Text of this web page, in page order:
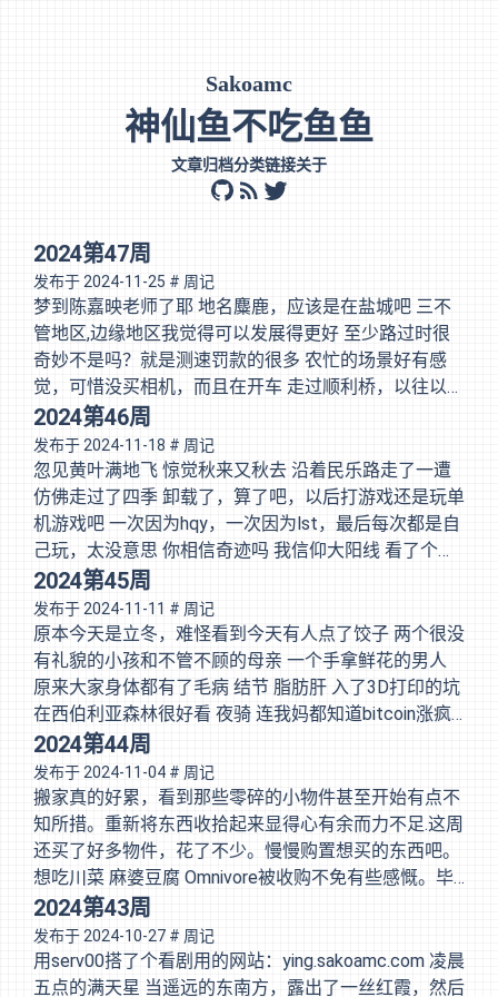
Sakoamc
神仙鱼不吃鱼鱼
文章归档分类链接关于
github
rss twitter
2024第47周
发布于 2024-11-25 # 周记
梦到陈嘉映老师了耶 地名麋鹿，应该是在盐城吧 三不
管地区,边缘地区我觉得可以发展得更好 至少路过时很
奇妙不是吗？就是测速罚款的很多 农忙的场景好有感
觉，可惜没买相机，而且在开车 走过顺利桥，以往以后
都会顺顺利利 10分钟，走过了一个区，两个县级市 xh
好拍的东西好多啊，拆了一半的楼 看了Siuka.Kwong请
我看的电影 我谈的那场恋爱 以及送俾我的话：愿你安
好，也愿我安好。 阿祖 紧急联络人 啤酒加盐（下次试
下吧） 杨铭宇黄焖鸡米饭 我都以为这次要踩雷了 到嘴
发现挺好吃诶 看到送外卖的也在吃 我就知道没选择错
怎么就轮到我相亲了??? 周四，又一年的世界哲学日 开
始肩颈训练，8分钟的视频，做了两分钟就坚持不住
了，这才发现自己身体有多差 买了两个ledger，不知道
能不能送到 想吃卤的排骨了 本是红楼梦中人 红楼一梦
我本人
2024第46周
发布于 2024-11-18 # 周记
忽见黄叶满地飞 惊觉秋来又秋去 沿着民乐路走了一遭
仿佛走过了四季 卸载了，算了吧，以后打游戏还是玩单
机游戏吧 一次因为hqy，一次因为lst，最后每次都是自
己玩，太没意思 你相信奇迹吗 我信仰大阳线 看了个影
后的剪辑，听到了梁静茹的勇气，前两句就能打动我，
好熟悉 不得不说最近好喜欢20年前左右的歌，我本
人、执迷不悟、倾城、勇气 deadline真的巨好听，花凋
镜破，啊啊啊啊，这发音绝了！ 鱼之子 画面好美 妈妈
也好好 都是好好的人呀 好治愈 蜜雪冰城不开了 兰州拉
面换老板了 看不到那个在门口做拉面 骑摩托的老板了
男人拉着女人的手 小孩走在前面 一家人好温馨 1900的
警车，还没去看海上钢琴师 最近真是写得有点匆忙
2024第45周
发布于 2024-11-11 # 周记
原本今天是立冬，难怪看到今天有人点了饺子 两个很没
有礼貌的小孩和不管不顾的母亲 一个手拿鲜花的男人
原来大家身体都有了毛病 结节 脂肪肝 入了3D打印的坑
在西伯利亚森林很好看 夜骑 连我妈都知道bitcoin涨疯
了 XAPO涨到1000u，实在支付不起，貌似也用得很
少，亏了150u 中了binance球衣欸！ OCBC关门了 健康
生活100天计划 谁还记得11.11是光棍节呢？光棍节结
婚欸 好讨厌这种 今天总归是有些不顺 不喜欢这些超出
我计划外的人出现 且是我认识且不希望出现的人物 会
让我极为不自在 dc号差点找不到 买自己喜欢的衣服 哪
怕看着都是好的 婚礼边吃席边听歌也是一种享受 梦6＋
还挺好喝
2024第44周
发布于 2024-11-04 # 周记
搬家真的好累，看到那些零碎的小物件甚至开始有点不
知所措。重新将东西收拾起来显得心有余而力不足.这周
还买了好多物件，花了不少。慢慢购置想买的东西吧。
想吃川菜 麻婆豆腐 Omnivore被收购不免有些感慨。毕
竟还用过很长一段时间，虽然在follow之后我就把订阅
源全部切换过去了 新衣服买来都会洗一洗，但是如果洗
之前先用白醋加盐泡一泡，哪怕衣服穿烂了，颜色也和
新买的一样！ 珠海澳门行 去珠海再过关去澳门看张敬
2024第43周
发布于 2024-10-27 # 周记
用serv00搭了个看剧用的网站：ying.sakoamc.com 凌晨
五点的满天星 当遥远的东南方，露出了一丝红霞，然后